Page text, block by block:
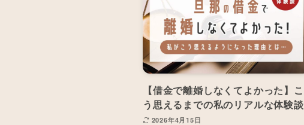
【借金で離婚しなくてよかった】こ
う思えるまでの私のリアルな体験談
2026年4月15日